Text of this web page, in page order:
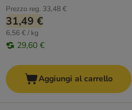
Prezzo reg. 33,48 €
31,49 €
6,56 € / kg
29,60 €
Aggiungi al carrello